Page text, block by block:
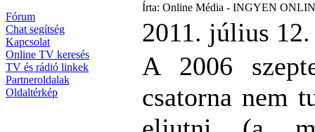
Fórum
Chat segítség
Kapcsolat
Online TV keresés
TV és rádió linkek
Partneroldalak
Oldaltérkép
Írta: Online Média - INGYEN
2011. július 12.
A 2006
csatorna nem